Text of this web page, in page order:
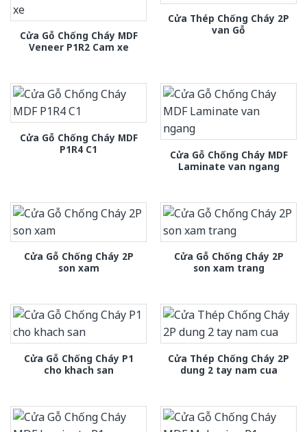
Cửa Gỗ Chống Cháy MDF
Veneer P1R2 Cam xe
Cửa Thép Chống Cháy 2P
van Gỗ
Cửa Gỗ Chống Cháy MDF
P1R4 C1
Cửa Gỗ Chống Cháy MDF
Laminate van ngang
Cửa Gỗ Chống Cháy 2P
son xam
Cửa Gỗ Chống Cháy 2P
son xam trang
Cửa Gỗ Chống Cháy P1
cho khach san
Cửa Thép Chống Cháy 2P
dung 2 tay nam cua